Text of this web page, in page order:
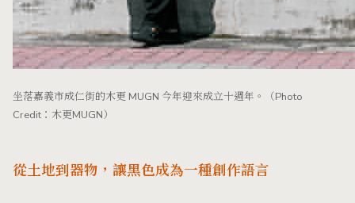
坐落嘉義市成仁街的木更 MUGN 今年迎來成立十週年。（Photo
Credit：木更MUGN）
從土地到器物，讓黑色成為一種創作語言